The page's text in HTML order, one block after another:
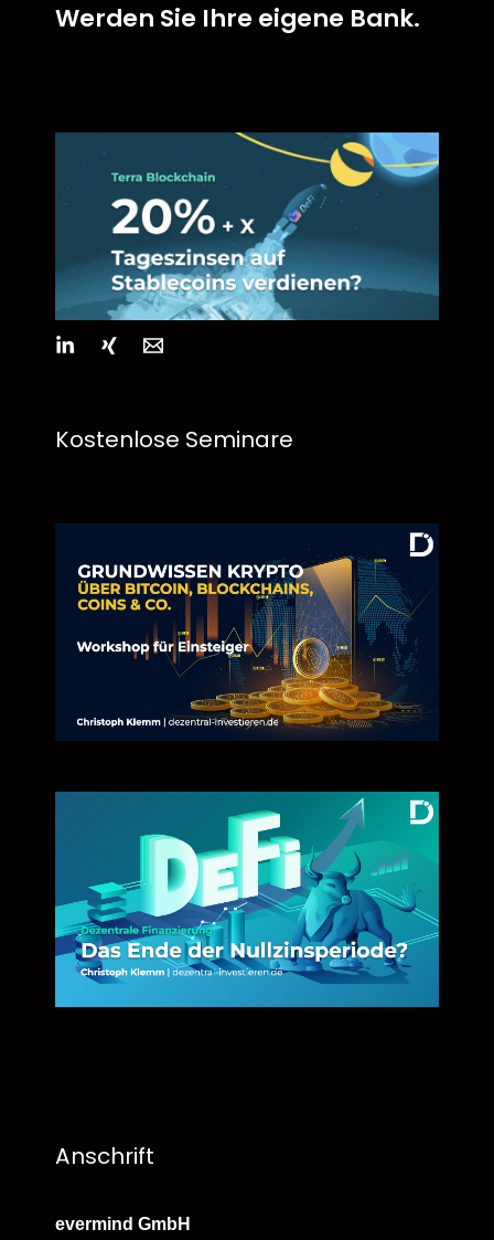
Werden Sie Ihre eigene Bank.
Kostenlose Seminare
Anschrift
evermind GmbH